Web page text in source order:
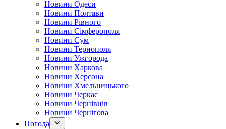
Новини Одеси
Новини Полтави
Новини Рівного
Новини Сімферополя
Новини Сум
Новини Тернополя
Новини Ужгорода
Новини Харкова
Новини Херсона
Новини Хмельницького
Новини Черкас
Новини Чернівців
Новини Чернігова
Погода